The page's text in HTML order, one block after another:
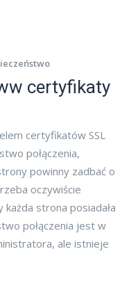
certyfikaty
certyfikatów SSL
połączenia,
powinny zadbać o
oczywiście
strona posiadała
połączenia jest w
ale istnieje